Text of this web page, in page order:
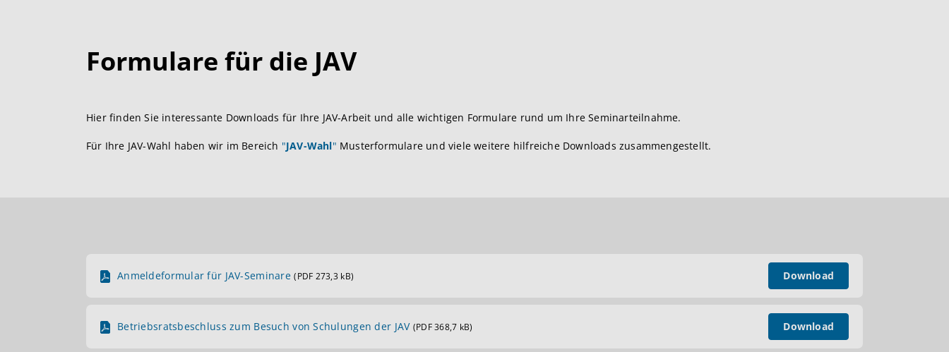
Formulare für die JAV
Hier finden Sie interessante Downloads für Ihre JAV-Arbeit und alle wichtigen Formulare rund um Ihre Seminarteilnahme.
Für Ihre JAV-Wahl haben wir im Bereich "JAV-Wahl" Musterformulare und viele weitere hilfreiche Downloads zusammengestellt.
Anmeldeformular für JAV-Seminare(PDF 273,3 kB) Download
Betriebsratsbeschluss zum Besuch von Schulungen der JAV (PDF 368,7 kB) Download